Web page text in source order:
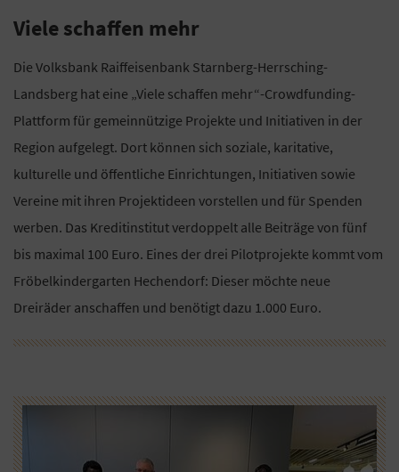
Viele schaffen mehr
Die Volksbank Raiffeisenbank Starnberg-Herrsching-
Landsberg hat eine „Viele schaffen mehr“-Crowdfunding-
Plattform für gemeinnützige Projekte und Initiativen in der
Region aufgelegt. Dort können sich soziale, karitative,
kulturelle und öffentliche Einrichtungen, Initiativen sowie
Vereine mit ihren Projektideen vorstellen und für Spenden
werben. Das Kreditinstitut verdoppelt alle Beiträge von fünf
bis maximal 100 Euro. Eines der drei Pilotprojekte kommt vom
Fröbelkindergarten Hechendorf: Dieser möchte neue
Dreiräder anschaffen und benötigt dazu 1.000 Euro.